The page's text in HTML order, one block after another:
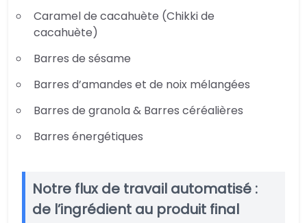
Caramel de cacahuète (Chikki de
cacahuète)
Barres de sésame
Barres d’amandes et de noix mélangées
Barres de granola & Barres céréalières
Barres énergétiques
Notre flux de travail automatisé :
de l’ingrédient au produit final